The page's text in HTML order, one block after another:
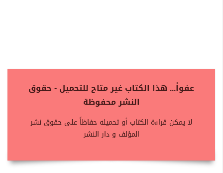
عفواً... هذا الكتاب غير متاح للتحميل - حقوق
النشر محفوظة
لا يمكن قراءة الكتاب أو تحميله حفاظاً على حقوق نشر
المؤلف و دار النشر